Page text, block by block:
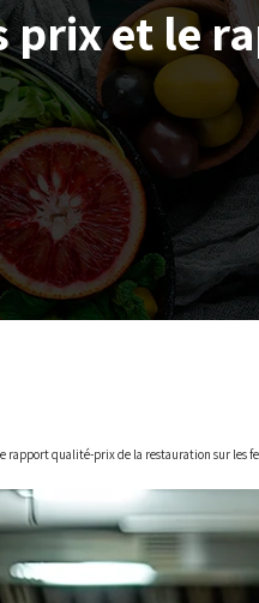
prix et le
rapport qualité-prix de la restauration sur les